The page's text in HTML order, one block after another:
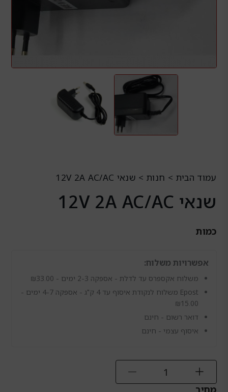
עמוד הבית > חנות> שנאי 12V 2A AC/AC
שנאי 12V 2A AC/AC
כמות
אפשרויות משלוח:
משלוח אקספרס עד לדלת - אספקה 2-3 ימים - ₪33.00
Epost משלוח לנקודת איסוף עד 4 ק"ג - אספקה 4-7 ימים -
₪15.00
דואר רשום - חינם
איסוף עצמי - חינם
12V
AC/AC